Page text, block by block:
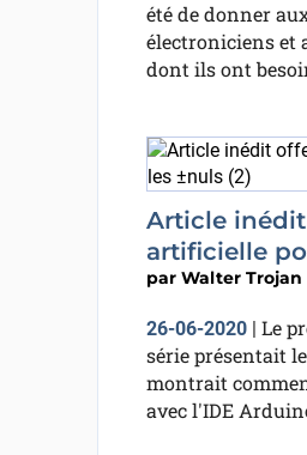
été de donner
électroniciens et
dont ils ont
Article
artificielle
par Walter Trojan
26-06-2020| Le
série présentait
montrait
avec l'IDE